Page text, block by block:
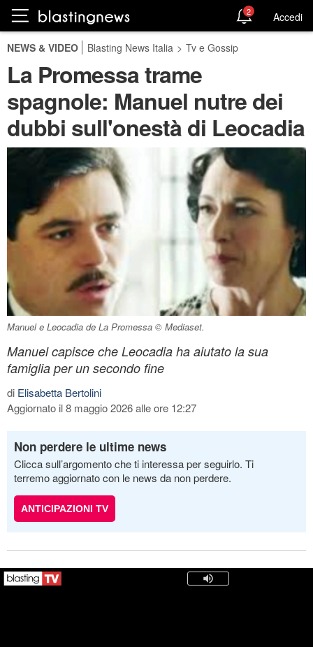
2 Accedi
NEWS & VIDEO Blasting News Italia > Tv e Gossip
La Promessa trame
spagnole: Manuel nutre dei
dubbi sull'onestà di Leocadia
Manuel e Leocadia de La Promessa © Mediaset.
Manuel capisce che Leocadia ha aiutato la sua
famiglia per un secondo fine
di Elisabetta Bertolini
Aggiornato il 8 maggio 2026 alle ore 12:27
Non perdere le ultime news
Clicca sull’argomento che ti interessa per seguirlo. Ti
terremo aggiornato con le news da non perdere.
ANTICIPAZIONI TV